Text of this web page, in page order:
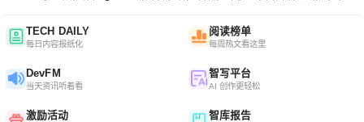
TECH DAILY
每日内容报纸化
阅读榜单
每周热文看这里
DevFM
当天资讯听着看
智写平台
AI 创作更轻松
激励活动 智库报告